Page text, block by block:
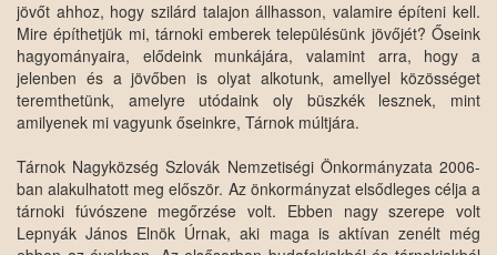
jövőt ahhoz, hogy szilárd talajon állhasson, valamire építeni kell.
Mire építhetjük mi, tárnoki emberek településünk jövőjét? Őseink
hagyományaira, elődeink munkájára, valamint arra, hogy a
jelenben és a jövőben is olyat alkotunk, amellyel közösséget
teremthetünk, amelyre utódaink oly büszkék lesznek, mint
amilyenek mi vagyunk őseinkre, Tárnok múltjára.
Tárnok Nagyközség Szlovák Nemzetiségi Önkormányzata 2006-
ban alakulhatott meg először. Az önkormányzat elsődleges célja a
tárnoki fúvószene megőrzése volt. Ebben nagy szerepe volt
Lepnyák János Elnök Úrnak, aki maga is aktívan zenélt még